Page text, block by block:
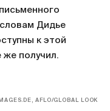
Дидье
к этой
же получил.
AFLO/GLOBAL LOOK